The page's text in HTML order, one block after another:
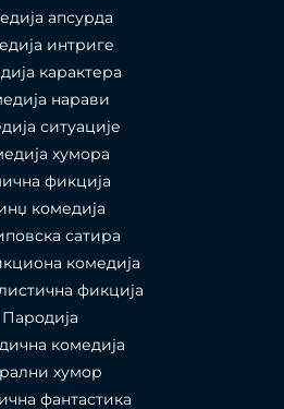
апсурда
интриге
карактера
нарави
ситуације
хумора
фикција
комедија
сатира
комедија
фикција
Пародија
комедија
хумор
фантастика